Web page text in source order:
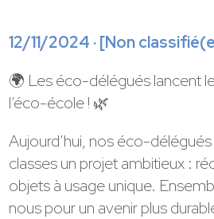
12/11/2024 · [Non
🌍 Les éco-délégués lancent
l’éco-école ! 🌿
Aujourd’hui, nos éco-
classes un projet ambitieux :
objets à usage unique.
nous pour un avenir plus